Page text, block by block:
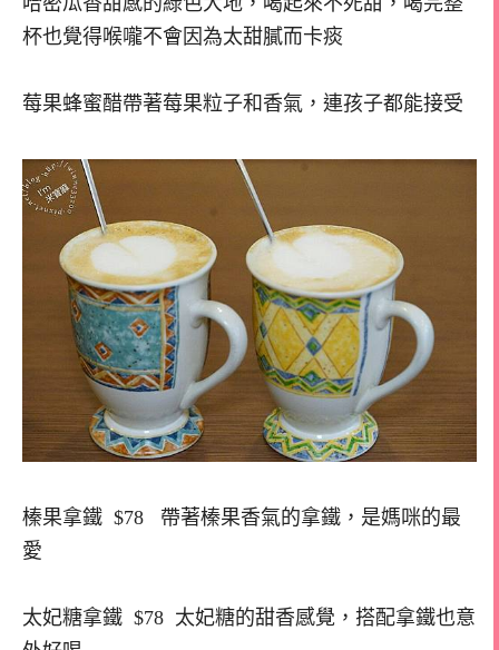
杯也覺得喉嚨不會因為太甜膩而卡痰
莓果蜂蜜醋帶著莓果粒子和香氣，連孩子都能接受
榛果拿鐵 $78 帶著榛果香氣的拿鐵，是媽咪的最
愛
太妃糖拿鐵 $78 太妃糖的甜香感覺，搭配拿鐵也意